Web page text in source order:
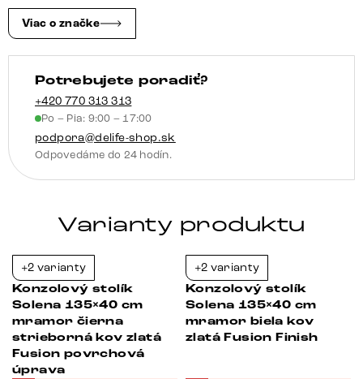
čierna
vintage
Viac o značke
Potrebujete poradiť?
+420 770 313 313
Po – Pia: 9:00 – 17:00
podpora@delife-shop.sk
Odpovedáme do 24 hodín.
Varianty produktu
+2 varianty
Konzolový stolík
Solena 135×40 cm
mramor čierna
strieborná kov zlatá
Fusion povrchová
úprava
+2 varianty
Konzolový stolík
Solena 135×40 cm
mramor biela kov
zlatá Fusion Finish